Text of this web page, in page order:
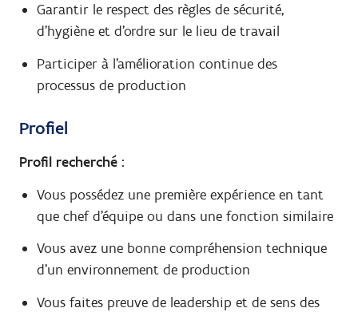
Garantir le respect des règles de sécurité,
d'hygiène et d'ordre sur le lieu de travail
Participer à l'amélioration continue des
processus de production
Profiel
Profil recherché :
Vous possédez une première expérience en tant
que chef d'équipe ou dans une fonction similaire
Vous avez une bonne compréhension technique
d'un environnement de production
Vous faites preuve de leadership et de sens des